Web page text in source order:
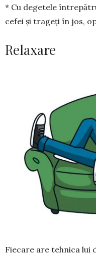
* Cu degetele
cefei și trageți în jos,
Relaxare
Fiecare are teh­nica lui